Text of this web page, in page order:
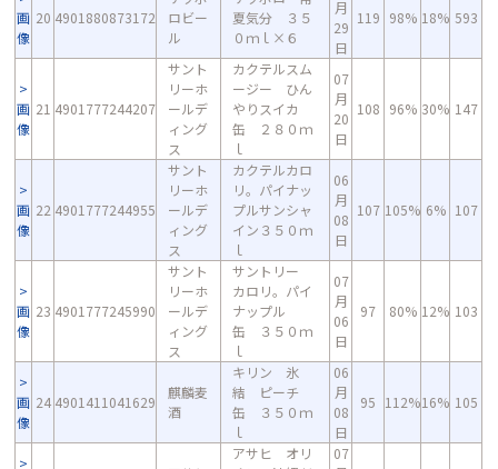
画
像
20 4901880873172
ロビー
ル
夏気分 ３５
０ｍｌ×６
月
29
日
119 98% 18% 593
画
像
21 4901777244207
サント
リーホ
ールデ
ィング
ス
カクテルスム
ージー ひん
やりスイカ
缶 ２８０ｍ
ｌ
07
月
20
日
108 96% 30% 147
画
像
22 4901777244955
サント
リーホ
ールデ
ィング
ス
カクテルカロ
リ。パイナッ
プルサンシャ
イン３５０ｍ
ｌ
06
月
08
日
107 105% 6% 107
画
像
23 4901777245990
サント
リーホ
ールデ
ィング
ス
サントリー
カロリ。パイ
ナップル
缶 ３５０ｍ
ｌ
07
月
06
日
97 80% 12% 103
画
像
24 4901411041629
麒麟麦
酒
キリン 氷
結 ピーチ
缶 ３５０ｍ
ｌ
06
月
08
日
95 112%16% 105
アサヒ オリ
07